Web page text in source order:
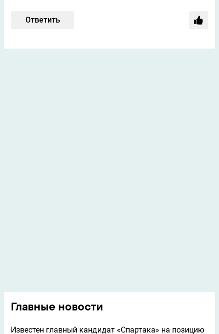
Ответить
Главные новости
Известен главный кандидат «Спартака» на позицию